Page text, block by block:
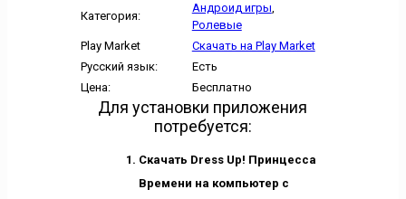
Категория:
Андроид игры,
Ролевые
Play Market
Скачать на Play Market
Русский язык:
Есть
Цена:
Бесплатно
Для установки приложения
потребуется:
Скачать Dress Up! Принцесса
Времени на компьютер с